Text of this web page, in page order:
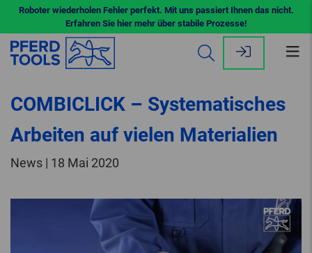
Roboter wiederholen Fehler perfekt. Mit uns passiert Ihnen das nicht.
Erfahren Sie hier mehr über stabile Prozesse!
COMBICLICK – Systematisches
Arbeiten auf vielen Materialien
News | 18 Mai 2020